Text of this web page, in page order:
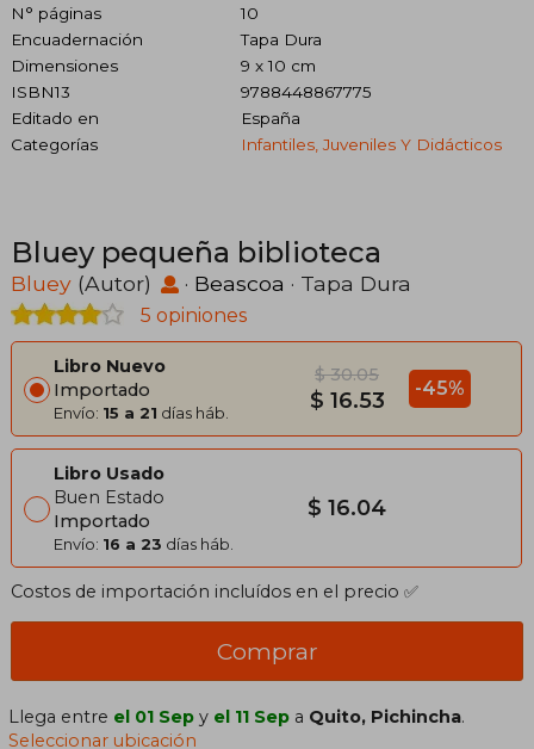
N° páginas
10
Encuadernación
Tapa Dura
Dimensiones
9 x 10 cm
ISBN13
9788448867775
Editado en
España
Categorías
Infantiles, Juveniles Y Didácticos
Bluey pequeña biblioteca
Bluey (Autor) · Beascoa · Tapa Dura
5 opiniones
Libro Nuevo
Importado
Envío: 15 a 21 días háb.
$ 30.05
$ 16.53 -45%
Libro Usado
Buen Estado
Importado
Envío: 16 a 23 días háb.
$ 16.04
Costos de importación incluídos en el precio ✅
Comprar
Llega entre el 01 Sep y el 11 Sep a Quito, Pichincha.
Seleccionar ubicación